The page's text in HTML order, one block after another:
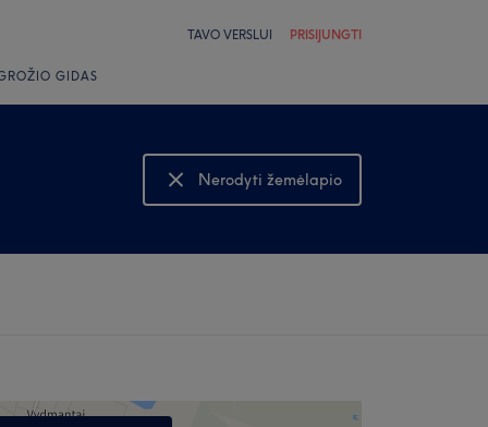
TAVO VERSLUI PRISIJUNGTI
GIDAS
Nerodyti žemėlapio
Rodyti žemėlapį